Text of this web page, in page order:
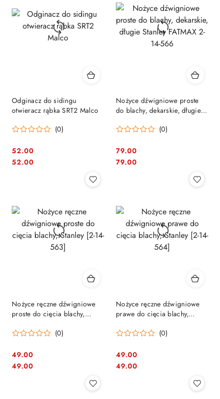
Odginacz do sidingu
otwieracz rąbka SRT2 Malco
(0)
Cena:
52.00
Cena:
52.00
Nożyce dźwigniowe proste
do blachy, dekarskie, długie
(0)
Cena:
79.00
Cena:
79.00
Nożyce ręczne dźwigniowe
proste do cięcia blachy,
(0)
Cena:
49.00
Cena:
49.00
Nożyce ręczne dźwigniowe
prawe do cięcia blachy,
(0)
Cena:
49.00
Cena:
49.00